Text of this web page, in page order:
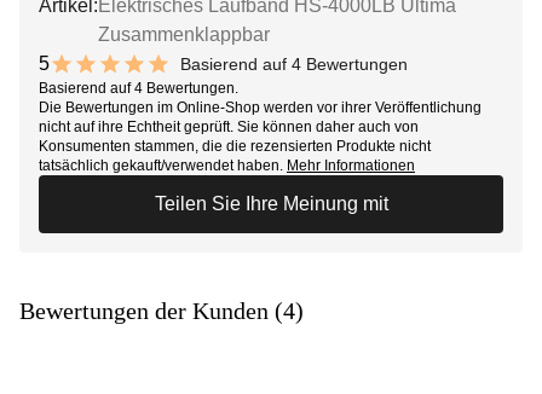
Artikel: Elektrisches Laufband HS-4000LB Ultima
Zusammenklappbar
5
10 out of 10 stars
Basierend auf 4 Bewertungen
Basierend auf 4 Bewertungen.
Die Bewertungen im Online-Shop werden vor ihrer Veröffentlichung
nicht auf ihre Echtheit geprüft. Sie können daher auch von
Konsumenten stammen, die die rezensierten Produkte nicht
tatsächlich gekauft/verwendet haben. Mehr Informationen
Teilen Sie Ihre Meinung mit
Bewertungen der Kunden (4)